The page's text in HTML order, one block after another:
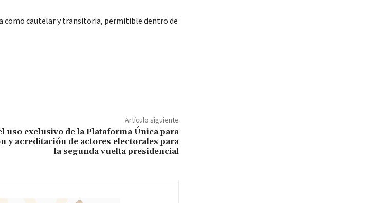
como cautelar y transitoria, permitible dentro de
Artículo siguiente
uso exclusivo de la Plataforma Única para
y acreditación de actores electorales para
la segunda vuelta presidencial